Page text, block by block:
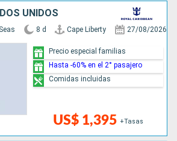
UNIDOS
8 d Cape Liberty 27/08/2026
US$ 1,395 +Tasas
Precio especial familias
Hasta -60% en el 2° pasajero
Comidas incluidas